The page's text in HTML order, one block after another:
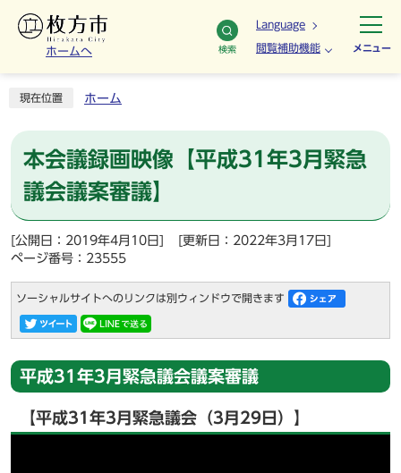
ホームへ 検索
Language
閲覧補助機能 メニュー
現在位置 ホーム
本会議録画映像【平成31年3月緊急
議会議案審議】
[公開日：2019年4月10日]
[更新日：2022年3月17日]
ページ番号：23555
ソーシャルサイトへのリンクは別ウィンドウで開きます
平成31年3月緊急議会議案審議
【平成31年3月緊急議会（3月29日）】